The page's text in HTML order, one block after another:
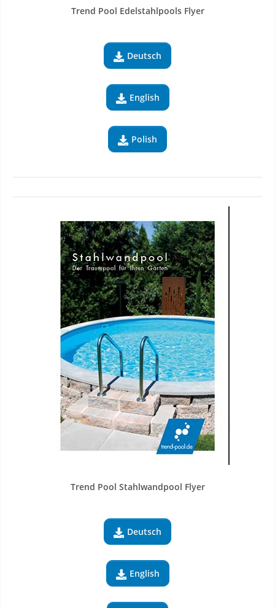
Trend Pool Edelstahlpools Flyer
 Deutsch
 English
 Polish
Trend Pool Stahlwandpool Flyer
 Deutsch
 English